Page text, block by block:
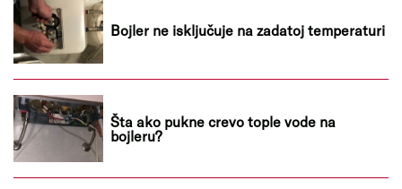
Bojler ne isključuje na zadatoj temperaturi
Šta ako pukne crevo tople vode na
bojleru?